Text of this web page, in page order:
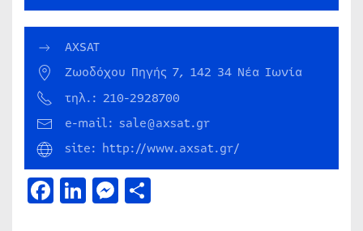
AXSAT
Ζωοδόχου Πηγής 7, 142 34 Νέα Ιωνία
τηλ.: 210-2928700
e-mail: sale@axsat.gr
site: http://www.axsat.gr/
Facebook
LinkedIn
Messenger